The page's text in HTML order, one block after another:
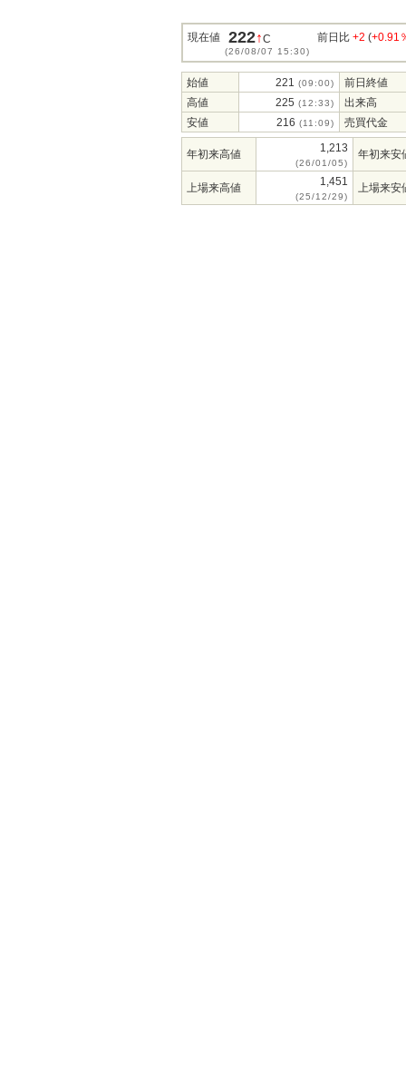
現在値 222↑C
(26/08/07 15:30)
前日比 +2 (+0.91
始値 221 (09:00)
前日終値
高値
225 (12:33)
出来高
安値
216 (11:09) 売買代金
年初来高値 1,213
(26/01/05)
年初来安
上場来高値 1,451
(25/12/29)
上場来安